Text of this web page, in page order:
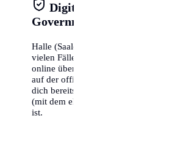
Digitale Verwaltung &
Government
Halle (Saale) treibt die digitale
vielen Fällen kannst du bestimmte
online übermitteln, was die Zeit
auf der offiziellen Webseite von
dich bereits ein komplett digitaler
(mit dem elektronischen
ist.